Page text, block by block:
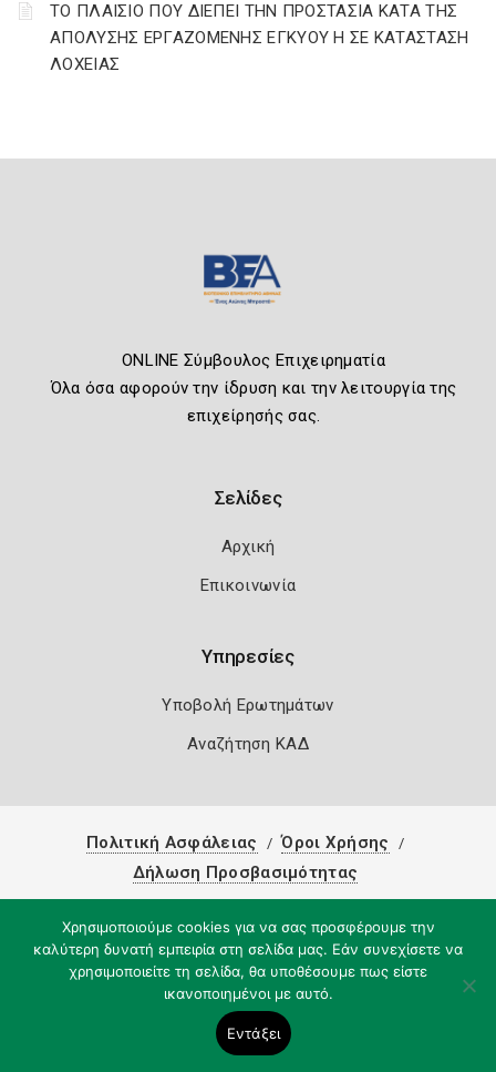
ΤΟ ΠΛΑΙΣΙΟ ΠΟΥ ΔΙΕΠΕΙ ΤΗΝ ΠΡΟΣΤΑΣΙΑ ΚΑΤΑ ΤΗΣ
ΑΠΟΛΥΣΗΣ ΕΡΓΑΖΟΜΕΝΗΣ ΕΓΚΥΟΥ Η ΣΕ ΚΑΤΑΣΤΑΣΗ
ΛΟΧΕΙΑΣ
ONLINE Σύμβουλος Επιχειρηματία
Όλα όσα αφορούν την ίδρυση και την λειτουργία της
επιχείρησής σας.
Σελίδες
Αρχική
Επικοινωνία
Υπηρεσίες
Υποβολή Ερωτημάτων
Αναζήτηση ΚΑΔ
Πολιτική Ασφάλειας
Όροι Χρήσης
Δήλωση Προσβασιμότητας
Χρησιμοποιούμε cookies για να σας προσφέρουμε την
καλύτερη δυνατή εμπειρία στη σελίδα μας. Εάν συνεχίσετε να
χρησιμοποιείτε τη σελίδα, θα υποθέσουμε πως είστε
ικανοποιημένοι με αυτό.
Εντάξει